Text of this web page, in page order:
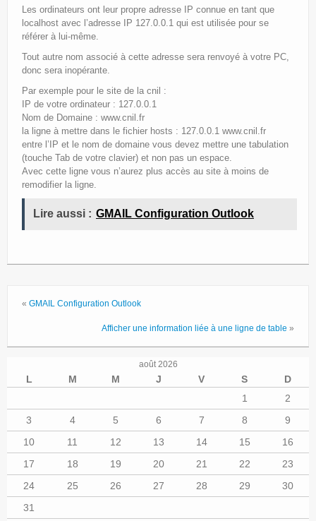
Les ordinateurs ont leur propre adresse IP connue en tant que
localhost avec l’adresse IP 127.0.0.1 qui est utilisée pour se
référer à lui-même.
Tout autre nom associé à cette adresse sera renvoyé à votre PC,
donc sera inopérante.
Par exemple pour le site de la cnil :
IP de votre ordinateur : 127.0.0.1
Nom de Domaine : www.cnil.fr
la ligne à mettre dans le fichier hosts : 127.0.0.1 www.cnil.fr
entre l’IP et le nom de domaine vous devez mettre une tabulation
(touche Tab de votre clavier) et non pas un espace.
Avec cette ligne vous n’aurez plus accès au site à moins de
remodifier la ligne.
Lire aussi : GMAIL Configuration Outlook
« GMAIL Configuration Outlook
Afficher une information liée à une ligne de table »
août 2026
L M M J V S
D
1
2
3
4 5 6 7 8
9
10
11 12 13 14 15
16
17
18 19 20 21 22
23
24
25 26 27 28 29
30
31